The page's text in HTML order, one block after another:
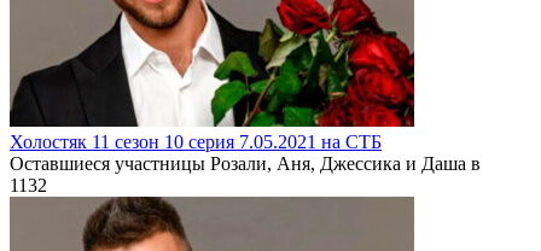
Холостяк 11 сезон 10 серия 7.05.2021 на СТБ
Оставшиеся участницы Розали, Аня, Джессика и Даша в
1132